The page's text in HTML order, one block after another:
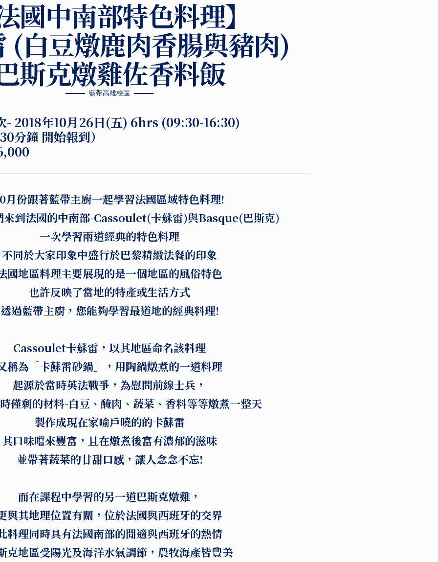
國中南部特色料理】
(白豆燉鹿肉香腸與豬肉)
斯克燉雞佐香料飯
藍帶高雄校區
- 2018年10月26日(五) 6hrs (09:30-16:30)
分鐘 開始報到）
月份跟著藍帶主廚一起學習法國區域特色料理!
來到法國的中南部-Cassoulet(卡蘇雷)與Basque(巴斯克)
一次學習兩道經典的特色料理
不同於大家印象中盛行於巴黎精緻法餐的印象
國地區料理主要展現的是一個地區的風俗特色
也許反映了當地的特產或生活方式
透過藍帶主廚，您能夠學習最道地的經典料理!
Cassoulet卡蘇雷，以其地區命名該料理
稱為「卡蘇雷砂鍋」，用陶鍋燉煮的一道料理
起源於當時英法戰爭，為慰問前線士兵，
僅剩的材料-白豆、醃肉、蔬菜、香料等等燉煮一整天
製作成現在家喻戶曉的的卡蘇雷
其口味嚐來豐富，且在燉煮後富有濃郁的滋味
並帶著蔬菜的甘甜口感，讓人念念不忘!
而在課程中學習的另一道巴斯克燉雞，
與其地理位置有關，位於法國與西班牙的交界
料理同時具有法國南部的閒適與西班牙的熱情
克地區受陽光及海洋水氣調節，農牧海產皆豐美